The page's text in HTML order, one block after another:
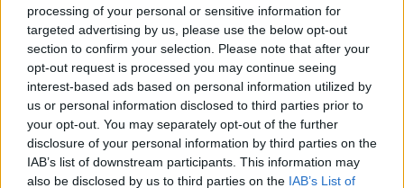
processing of your personal or sensitive information for
targeted advertising by us, please use the below opt-out
section to confirm your selection. Please note that after your
opt-out request is processed you may continue seeing
interest-based ads based on personal information utilized by
us or personal information disclosed to third parties prior to
your opt-out. You may separately opt-out of the further
disclosure of your personal information by third parties on the
IAB’s list of downstream participants. This information may
also be disclosed by us to third parties on the IAB’s List of
Incendi, a San Pasquale arriva il Campo Base:
l’inaugurazione
Andrea Mura conquista Palau: grande
partecipazione per il suo racconto
Calangianus, allarme sul centro accoglienza